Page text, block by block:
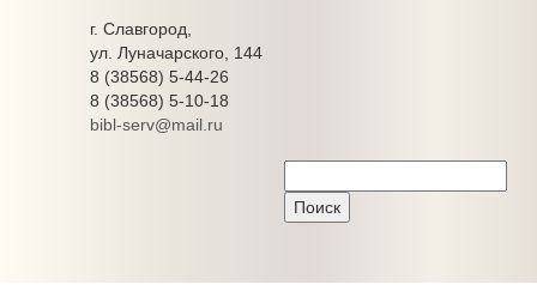
г. Славгород,
ул. Луначарского, 144
8 (38568) 5-44-26
8 (38568) 5-10-18
bibl-serv@mail.ru